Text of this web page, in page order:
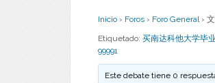
Inicio › Foros › Foro General ›
Etiquetado: 买南达科他大学毕
99991
Este debate tiene 0